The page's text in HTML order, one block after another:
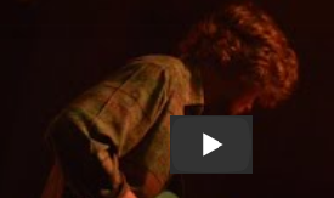
Omar Dahl -